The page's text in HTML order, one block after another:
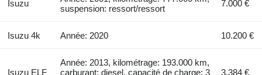
Isuzu
suspension: ressort/ressort
7.000 €
Isuzu 4k Année: 2020 10.200 €
Isuzu ELF
Année: 2013, kilométrage: 193.000 km,
carburant: diesel, capacité de charge: 3
3.384 €